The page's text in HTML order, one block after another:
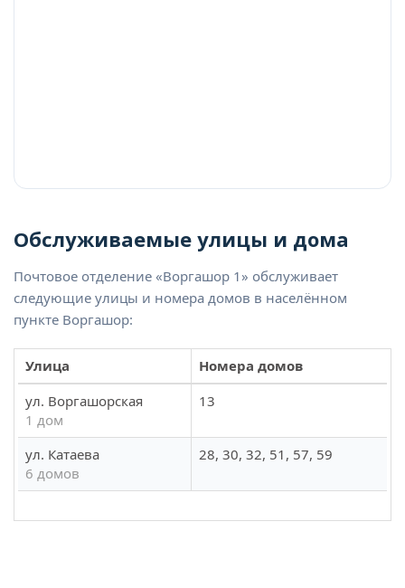
Обслуживаемые улицы и дома
Почтовое отделение «Воргашор 1» обслуживает
следующие улицы и номера домов в населённом
пункте Воргашор:
Улица
Номера домов
ул. Воргашорская
1 дом
13
ул. Катаева
6 домов
28, 30, 32, 51, 57, 59